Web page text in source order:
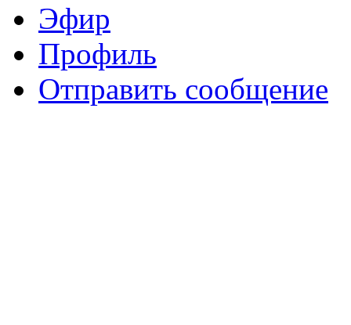
Эфир
Профиль
Отправить сообщение